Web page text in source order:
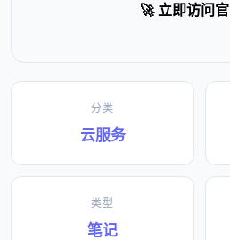
🚀 立即访问
分类
云服务
类型
笔记